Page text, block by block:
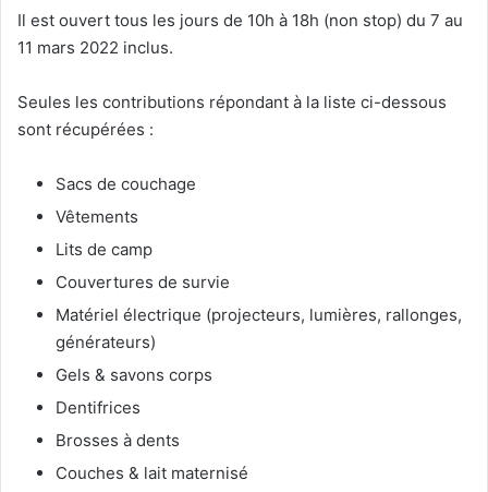
Il est ouvert tous les jours de 10h à 18h (non stop) du 7 au
11 mars 2022 inclus.
Seules les contributions répondant à la liste ci-dessous
sont récupérées :
Sacs de couchage
Vêtements
Lits de camp
Couvertures de survie
Matériel électrique (projecteurs, lumières, rallonges,
générateurs)
Gels & savons corps
Dentifrices
Brosses à dents
Couches & lait maternisé